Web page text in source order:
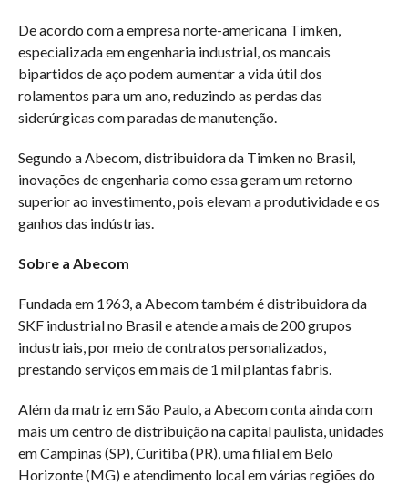
De acordo com a empresa norte-americana Timken,
especializada em engenharia industrial, os mancais
bipartidos de aço podem aumentar a vida útil dos
rolamentos para um ano, reduzindo as perdas das
siderúrgicas com paradas de manutenção.
Segundo a Abecom, distribuidora da Timken no Brasil,
inovações de engenharia como essa geram um retorno
superior ao investimento, pois elevam a produtividade e os
ganhos das indústrias.
Sobre a Abecom
Fundada em 1963, a Abecom também é distribuidora da
SKF industrial no Brasil e atende a mais de 200 grupos
industriais, por meio de contratos personalizados,
prestando serviços em mais de 1 mil plantas fabris.
Além da matriz em São Paulo, a Abecom conta ainda com
mais um centro de distribuição na capital paulista, unidades
em Campinas (SP), Curitiba (PR), uma filial em Belo
Horizonte (MG) e atendimento local em várias regiões do